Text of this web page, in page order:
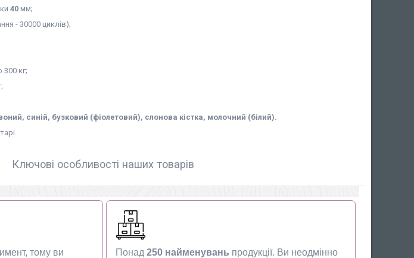
40 мм;
- 30000 циклів);
кг;
синій, бузковий (фіолетовий), слонова кістка, молочний (білий).
Ключові особливості наших товарів
тому ви
Понад 250 найменувань продукції. Ви неодмінно